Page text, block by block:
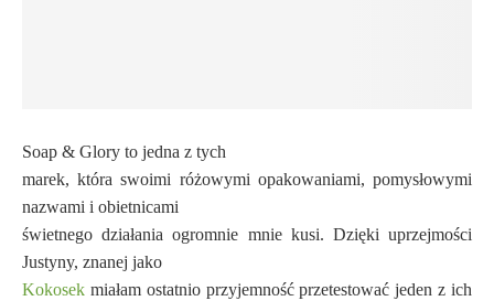
Soap & Glory to jedna z tych
marek, która swoimi różowymi opakowaniami, pomysłowymi
nazwami i obietnicami
świetnego działania ogromnie mnie kusi. Dzięki uprzejmości
Justyny, znanej jako
Kokosek miałam ostatnio przyjemność przetestować jeden z ich